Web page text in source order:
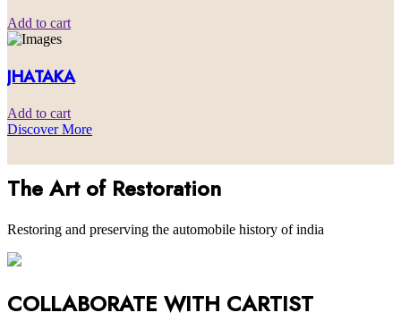
Add to cart
JHATAKA
Add to cart
Discover More
The Art of Restoration
Restoring and preserving the automobile history of india
COLLABORATE WITH CARTIST